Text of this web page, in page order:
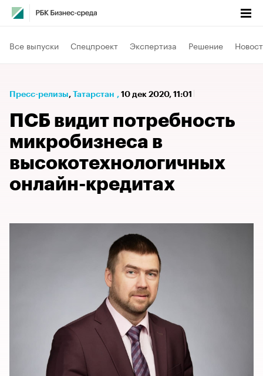
Все выпуски Спецпроект Экспертиза Решение
Пресс-релизы⁠, Татарстан , 10 дек 2020, 11:01
ПСБ видит потребность
микробизнеса в
высокотехнологичных
онлайн-кредитах